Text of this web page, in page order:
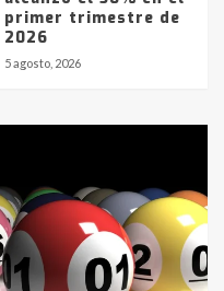
primer trimestre de
2026
5 agosto, 2026